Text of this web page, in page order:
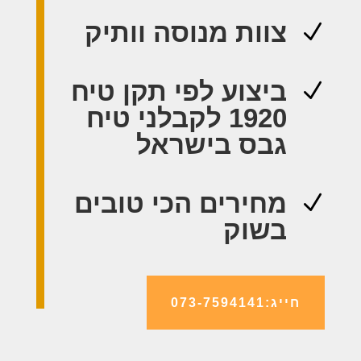
N צוות מנוסה וותיק
N
ביצוע לפי תקן טיח
1920 לקבלני טיח
גבס בישראל
N
מחירים הכי טובים
בשוק
חייג:073-7594141